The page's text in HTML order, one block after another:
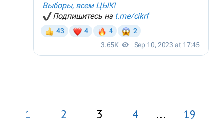
1 2 3 4 ... 19